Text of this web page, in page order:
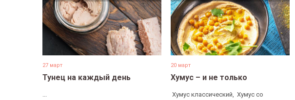
27 март
Тунец на каждый день
20 март
Хумус – и не только
​ Хумус классический, ​ Хумус со